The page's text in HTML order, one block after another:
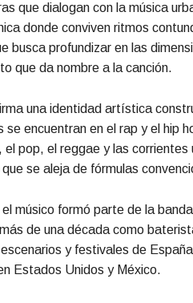
que dialogan con la música
donde conviven ritmos
busca profundizar en las
que da nombre a la canción.
una identidad artística
encuentran en el rap y el hip
pop, el reggae y las corrientes
se aleja de fórmulas
músico formó parte de la
de una década como
y festivales de
Estados Unidos y México.